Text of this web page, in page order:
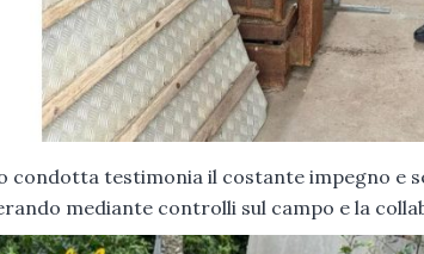
condotta testimonia il costante impegno e
mediante controlli sul campo e la